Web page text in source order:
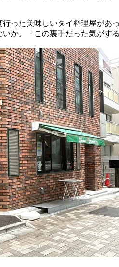
った美味しいタイ料理屋が
か。「この裏手だった気がす